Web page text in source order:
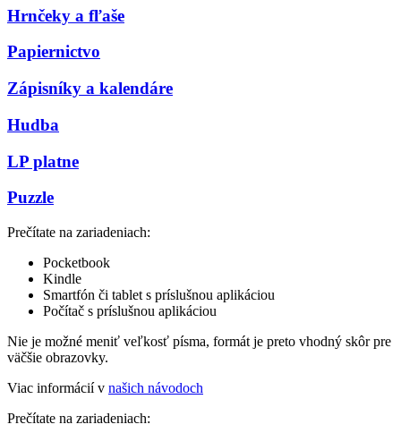
Hrnčeky a fľaše
Papiernictvo
Zápisníky a kalendáre
Hudba
LP platne
Puzzle
Prečítate na zariadeniach:
Pocketbook
Kindle
Smartfón či tablet s príslušnou aplikáciou
Počítač s príslušnou aplikáciou
Nie je možné meniť veľkosť písma, formát je preto vhodný skôr pre
väčšie obrazovky.
Viac informácií v našich návodoch
Prečítate na zariadeniach: